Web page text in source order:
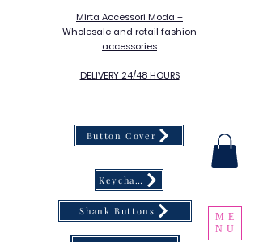
Mirta Accessori Moda –
Wholesale and retail fashion
accessories
DELIVERY 24/48 HOURS
ME
NU
Button Cover
Keychain
Shank Buttons